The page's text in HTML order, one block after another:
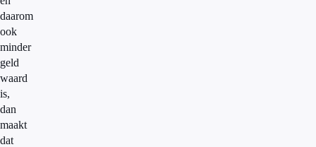
daarom
ook
minder
geld
waard
is,
dan
maakt
dat